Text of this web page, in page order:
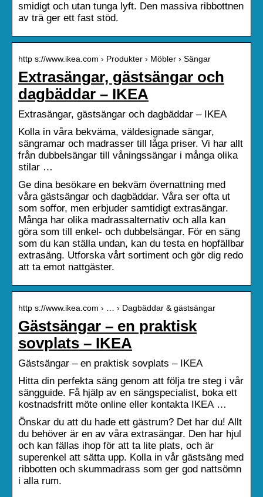
smidigt och utan tunga lyft. Den massiva ribbottnen
av trä ger ett fast stöd.
http s://www.ikea.com › Produkter › Möbler › Sängar
Extrasängar, gästsängar och
dagbäddar – IKEA
Extrasängar, gästsängar och dagbäddar – IKEA
Kolla in våra bekväma, väldesignade sängar,
sängramar och madrasser till låga priser. Vi har allt
från dubbelsängar till våningssängar i många olika
stilar …
Ge dina besökare en bekväm övernattning med
våra gästsängar och dagbäddar. Våra ser ofta ut
som soffor, men erbjuder samtidigt extrasängar.
Många har olika madrassalternativ och alla kan
göra som till enkel- och dubbelsängar. För en säng
som du kan ställa undan, kan du testa en hopfällbar
extrasäng. Utforska vårt sortiment och gör dig redo
att ta emot nattgäster.
http s://www.ikea.com › … › Dagbäddar & gästsängar
Gästsängar – en praktisk
sovplats – IKEA
Gästsängar – en praktisk sovplats – IKEA
Hitta din perfekta säng genom att följa tre steg i vår
sängguide. Få hjälp av en sängspecialist, boka ett
kostnadsfritt möte online eller kontakta IKEA …
Önskar du att du hade ett gästrum? Det har du! Allt
du behöver är en av våra extrasängar. Den har hjul
och kan fällas ihop för att ta lite plats, och är
superenkel att sätta upp. Kolla in vår gästsäng med
ribbotten och skummadrass som ger god nattsömn
i alla rum.